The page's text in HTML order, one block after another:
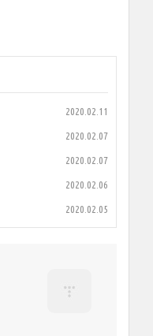
2020.02.11
2020.02.07
2020.02.07
2020.02.06
2020.02.05